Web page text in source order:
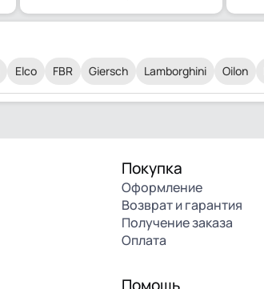
Elco FBR Giersch Lamborghini Oilon
Покупка
Оформление
Возврат и гарантия
Получение заказа
Оплата